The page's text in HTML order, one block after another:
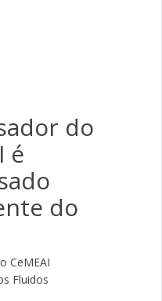
do
é
do
CeMEAI
Fluidos